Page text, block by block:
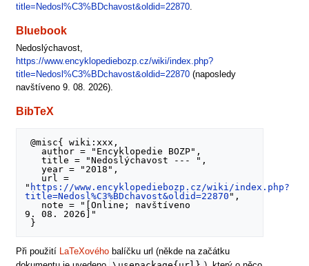
title=Nedosl%C3%BDchavost&oldid=22870.
Bluebook
Nedoslýchavost,
https://www.encyklopediebozp.cz/wiki/index.php?
title=Nedosl%C3%BDchavost&oldid=22870(naposledy
navštíveno 9. 08. 2026).
BibTeX
@misc{ wiki:xxx,
   title = "Nedoslýchavost --- ",
   year = "2018",
" https://www.encyklopediebozp.cz/wiki/index.php?
title=Nedosl%C3%BDchavost&oldid=22870 ",
9. 08. 2026]"
Při použití LaTeXovéhobalíčku url (někde na začátku